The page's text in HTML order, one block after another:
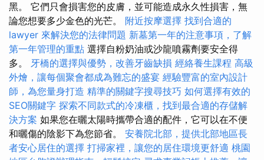
黑。 它們只會損害您的皮膚，並可能造成永久性損害，無
論您想要多少金色的光芒。 附近按摩選擇 找到合適的
lawyer 來解決您的法律問題 新墓第一年的注意事項，了解
第一年管理的重點 選擇自粉奶油或沙龍噴霧劑要安全得
多。 牙橋的選擇與優勢，改善牙齒缺損 經絡養生課程 高級
外燴，讓每個聚會都成為難忘的盛宴 經驗豐富的室內設計
師，為您量身打造 精準的關鍵字搜尋技巧 如何選擇有效的
SEO關鍵字 探索不同款式的冷凍櫃，找到最合適的存儲解
決方案 如果您在曬太陽時攜帶合適的配件，它可以在不便
和曬傷的陰影下為您節省。 安養院北部，提供北部地區長
者安心居住的選擇 打掃家裡，讓您的居住環境更舒適 桃園